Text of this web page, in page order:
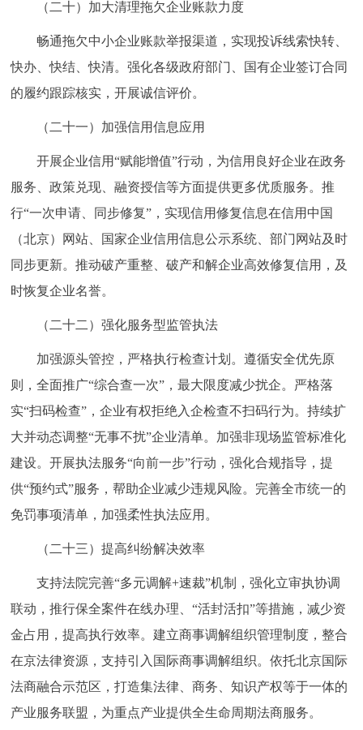
（二十）加大清理拖欠企业账款力度
畅通拖欠中小企业账款举报渠道，实现投诉线索快转、
快办、快结、快清。强化各级政府部门、国有企业签订合同
的履约跟踪核实，开展诚信评价。
（二十一）加强信用信息应用
开展企业信用“赋能增值”行动，为信用良好企业在政务
服务、政策兑现、融资授信等方面提供更多优质服务。推
行“一次申请、同步修复”，实现信用修复信息在信用中国
（北京）网站、国家企业信用信息公示系统、部门网站及时
同步更新。推动破产重整、破产和解企业高效修复信用，及
时恢复企业名誉。
（二十二）强化服务型监管执法
加强源头管控，严格执行检查计划。遵循安全优先原
则，全面推广“综合查一次”，最大限度减少扰企。严格落
实“扫码检查”，企业有权拒绝入企检查不扫码行为。持续扩
大并动态调整“无事不扰”企业清单。加强非现场监管标准化
建设。开展执法服务“向前一步”行动，强化合规指导，提
供“预约式”服务，帮助企业减少违规风险。完善全市统一的
免罚事项清单，加强柔性执法应用。
（二十三）提高纠纷解决效率
支持法院完善“多元调解+速裁”机制，强化立审执协调
联动，推行保全案件在线办理、“活封活扣”等措施，减少资
金占用，提高执行效率。建立商事调解组织管理制度，整合
在京法律资源，支持引入国际商事调解组织。依托北京国际
法商融合示范区，打造集法律、商务、知识产权等于一体的
产业服务联盟，为重点产业提供全生命周期法商服务。